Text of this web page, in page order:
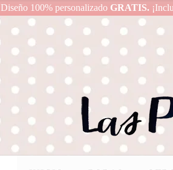
Diseño 100% personalizado GRATIS.